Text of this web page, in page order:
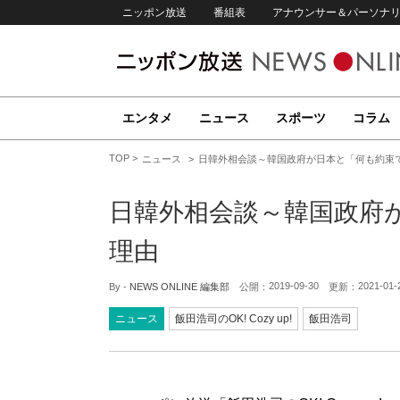
ニッポン放送 番組表 アナウンサー＆パーソナ
エンタメ ニュース スポーツ コラム
TOP ニュース 日韓外相会談～韓国政府が日本と「何も約束
日韓外相会談～韓国政
理由
By - NEWS ONLINE 編集部 公開： 2019-09-30 更新： 2021-01-
ニュース 飯田浩司のOK! Cozy up! 飯田浩司